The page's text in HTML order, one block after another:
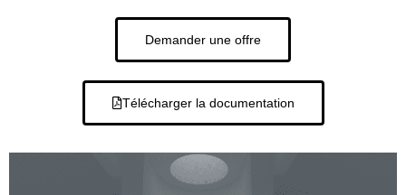
Demander une offre
Télécharger la documentation